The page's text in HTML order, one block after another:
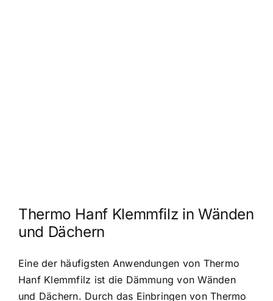
Thermo Hanf Klemmfilz in Wänden
und Dächern
Eine der häufigsten Anwendungen von Thermo
Hanf Klemmfilz ist die Dämmung von Wänden
und Dächern. Durch das Einbringen von Thermo